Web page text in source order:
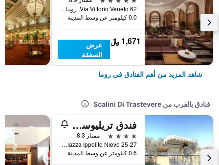
Via Vittorio Veneto 62, روما, إيطاليا
0.0 كيلومتر عن وسط المدينة
1,671 ﷼
عرض
الصفقة
شاهد المزيد من أهم الفنادق في روما
فنادق بالقرب من Scalini Di Trastevere
فندق تريليوسا بالاس كونغرس & سبا
4 نجوم
ممتاز 8.3
Piazza Ippolito Nievo 25-27, روما, إيطاليا
0.6 كيلومتر عن وسط المدينة